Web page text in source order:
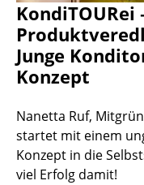
KondiTOURei
Junge
Konzept
Nanetta Ruf,
startet mit einem
Konzept in die
viel Erfolg damit!